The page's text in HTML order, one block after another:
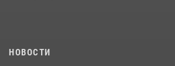
НОВОСТИ